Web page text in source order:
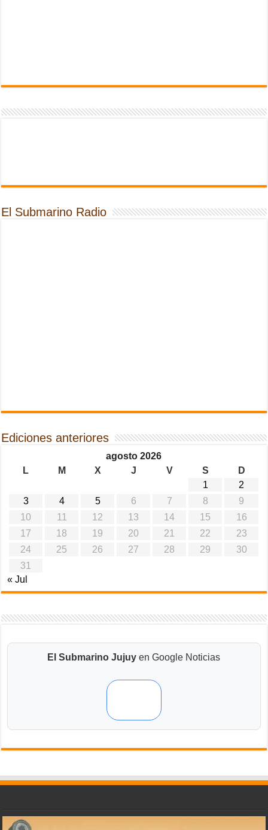
El Submarino Radio
Ediciones anteriores
agosto 2026
L
M X J V S
D
1
2
3
4 5 6 7 8
9
10
11 12 13 14 15
16
17
18 19 20 21 22
23
24
25 26 27 28 29
30
31
« Jul
El Submarino Jujuy en Google Noticias